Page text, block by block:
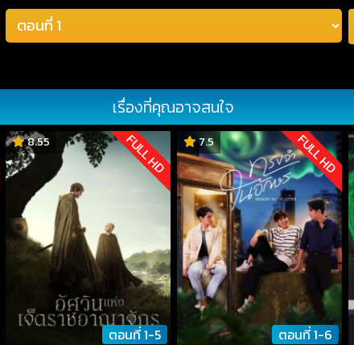
เรื่องที่คุณอาจสนใจ
8.55 FULL HD
ตอนที่ 1-5
7.5 FULL HD
ตอนที่ 1-6